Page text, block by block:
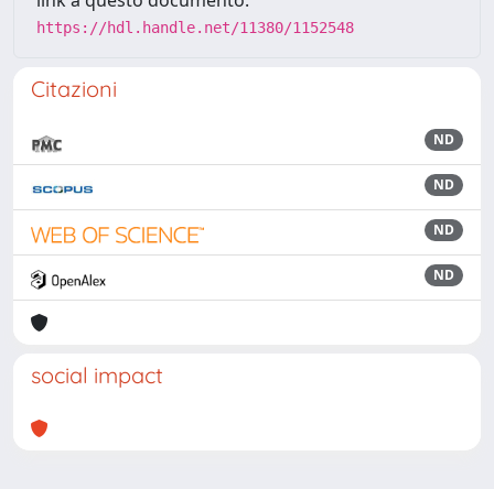
https://hdl.handle.net/11380/1152548
Citazioni
ND
ND
ND
ND
social impact